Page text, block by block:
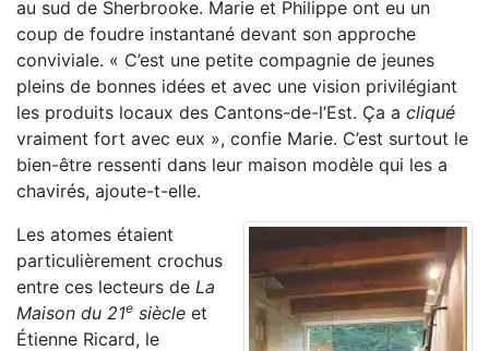
au sud de Sherbrooke. Marie et Philippe ont eu un
coup de foudre instantané devant son approche
conviviale. « C’est une petite compagnie de jeunes
pleins de bonnes idées et avec une vision privilégiant
les produits locaux des Cantons-de-l’Est. Ça a cliqué
vraiment fort avec eux », confie Marie. C’est surtout le
bien-être ressenti dans leur maison modèle qui les a
chavirés, ajoute-t-elle.
Les atomes étaient
particulièrement crochus
entre ces lecteurs de La
Maison du 21e siècle et
Étienne Ricard, le